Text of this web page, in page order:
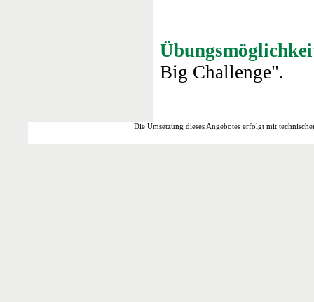
Big Challenge".
Die Umsetzung dieses Angebotes erfolgt mit